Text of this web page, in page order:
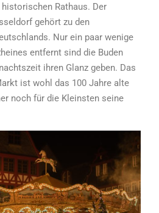
Rathaus. Der
gehört zu den
Nur ein paar wenige
entfernt sind die Buden
ihren Glanz geben. Das
ist wohl das 100 Jahre alte
noch für die Kleinsten seine